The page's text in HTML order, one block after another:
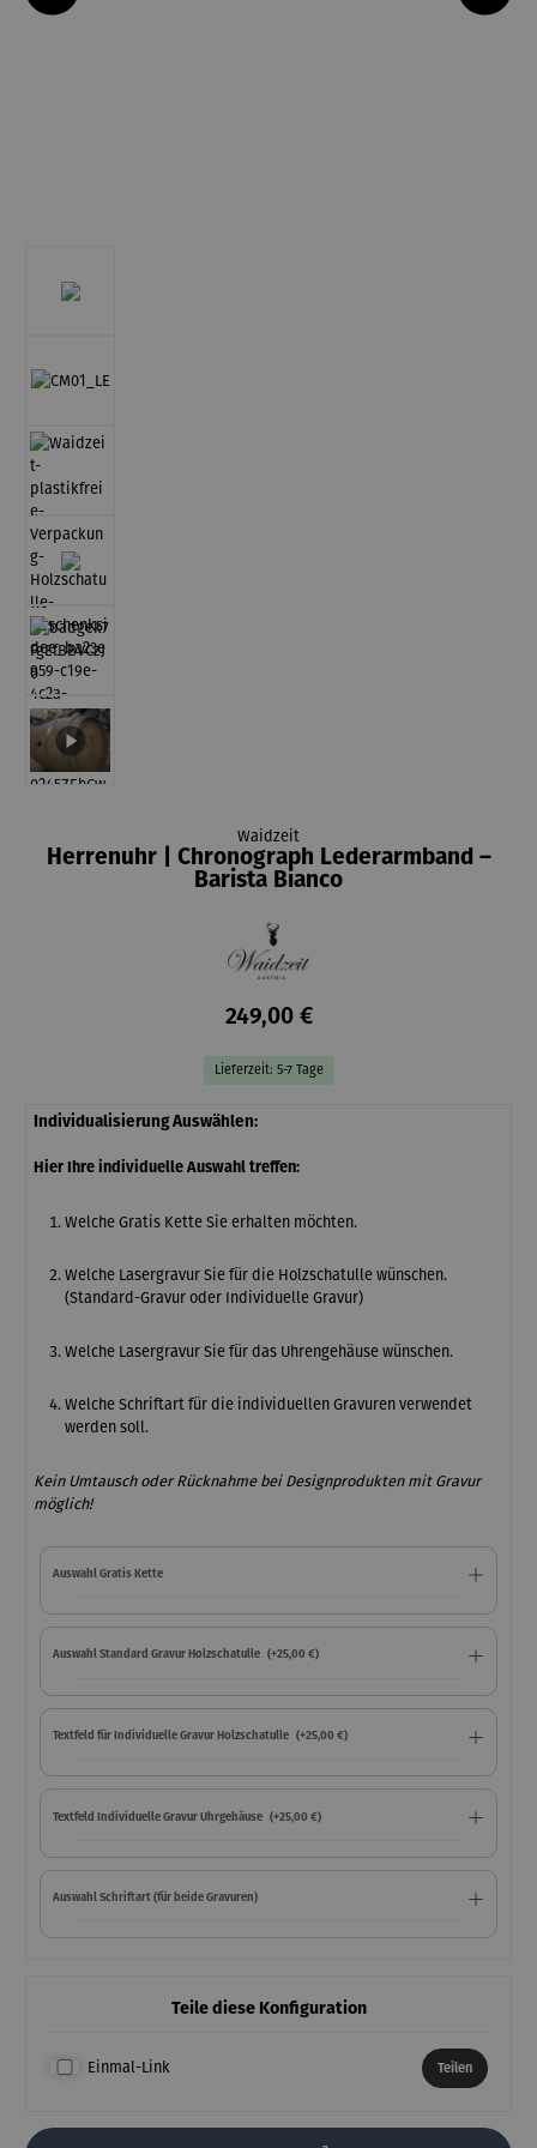
Waidzeit
Herrenuhr | Chronograph Lederarmband –
Barista Bianco
249,00 €
Lieferzeit: 5-7 Tage
Individualisierung Auswählen:
Hier Ihre individuelle Auswahl treffen:
Welche Gratis Kette Sie erhalten möchten.
Welche Lasergravur Sie für die Holzschatulle wünschen.
(Standard-Gravur oder Individuelle Gravur)
Welche Lasergravur Sie für das Uhrengehäuse wünschen.
Welche Schriftart für die individuellen Gravuren verwendet
werden soll.
Kein Umtausch oder Rücknahme bei Designprodukten mit Gravur
möglich!
Auswahl Gratis Kette
Auswahl Standard Gravur Holzschatulle (+25,00 €)
Textfeld für Individuelle Gravur Holzschatulle (+25,00 €)
Textfeld Individuelle Gravur Uhrgehäuse (+25,00 €)
Auswahl Schriftart (für beide Gravuren)
Teile diese Konfiguration
Einmal-Link Teilen